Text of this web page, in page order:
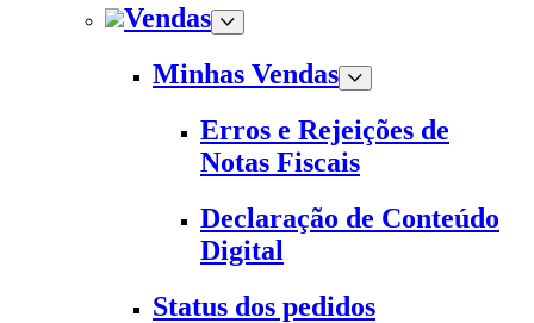
Vendas
Minhas Vendas
Erros e Rejeições de
Notas Fiscais
Declaração de Conteúdo
Digital
Status dos pedidos